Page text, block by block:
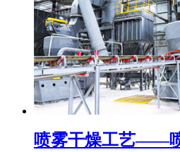
喷雾干燥工艺——